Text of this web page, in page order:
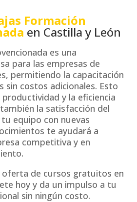
Formación
en Castilla y León
es una
para las empresas de
permitiendo la capacitación
sin costos adicionales. Esto
y la eficiencia
la satisfacción del
equipo con nuevas
te ayudará a
competitiva y en
oferta de cursos gratuitos en
hoy y da un impulso a tu
sin ningún costo.